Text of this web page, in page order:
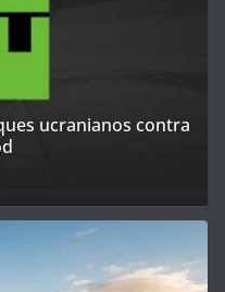
ucranianos contra